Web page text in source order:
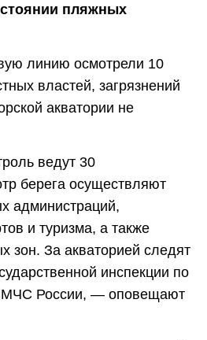
пляжных
линию осмотрели 10
властей, загрязнений
акватории не
ведут 30
берега осуществляют
администраций,
и туризма, а также
зон. За акваторией следят
инспекции по
России, — оповещают